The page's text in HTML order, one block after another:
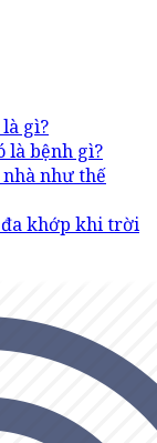
gì?
là bệnh gì?
như thế
đa khớp khi trời